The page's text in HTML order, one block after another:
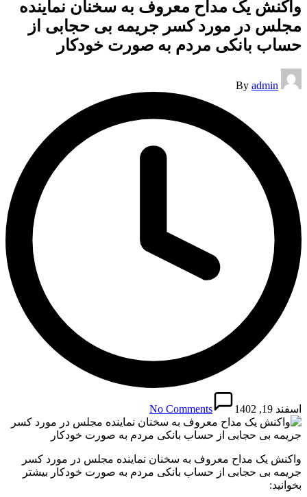
واکنش یک مداح معروف به سخنان نماینده
مجلس در مورد کسر جریمه بی حجابی از
حساب بانکی مردم به صورت خودکار
Posted
by
By admin
اسفند 19, 1402 No Comments
واکنش یک مداح معروف به سخنان نماینده مجلس در مورد کسر
جریمه بی حجابی از حساب بانکی مردم به صورت خودکار بیشتر
بخوانید: